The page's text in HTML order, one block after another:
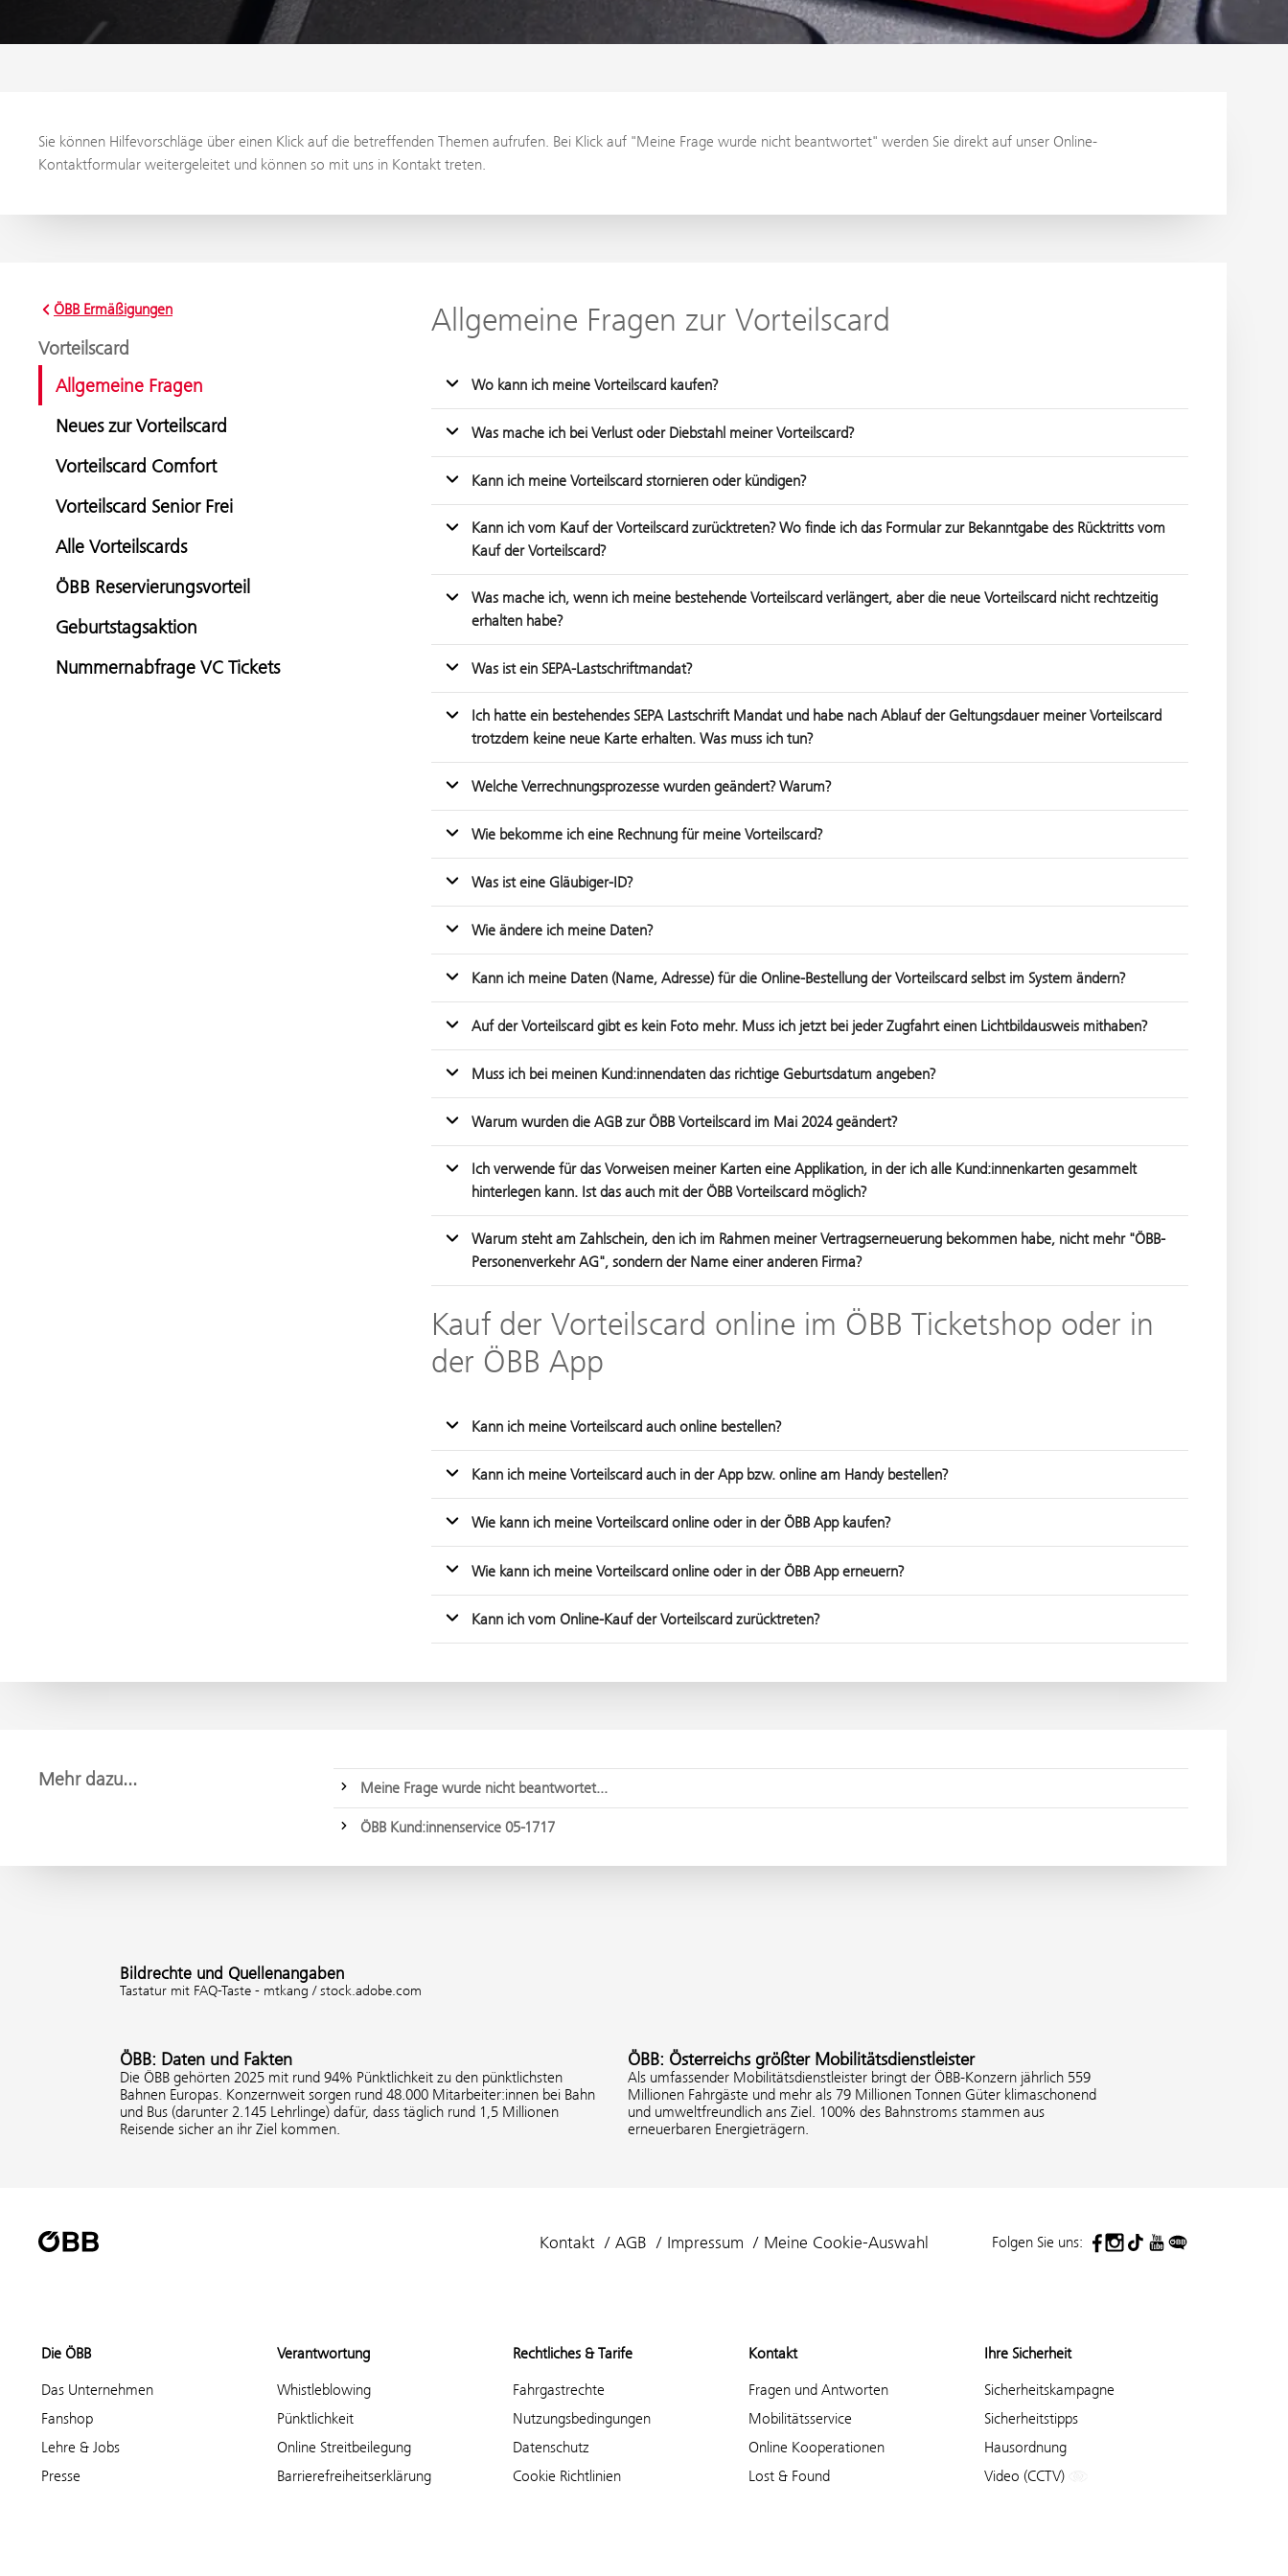
Sie können Hilfevorschläge über einen Klick auf die betreffenden Themen aufrufen. Bei Klick auf "Meine Frage wurde nicht beantwortet" werden Sie direkt auf unser Online-
Kontaktformular weitergeleitet und können so mit uns in Kontakt treten.
ÖBB Ermäßigungen
Vorteilscard
Allgemeine Fragen
Neues zur Vorteilscard
Vorteilscard Comfort
Vorteilscard Senior Frei
Alle Vorteilscards
ÖBB Reservierungsvorteil
Geburtstagsaktion
Nummernabfrage VC Tickets
Allgemeine Fragen zur Vorteilscard
Wo kann ich meine Vorteilscard kaufen?
Was mache ich bei Verlust oder Diebstahl meiner Vorteilscard?
Kann ich meine Vorteilscard stornieren oder kündigen?
Kann ich vom Kauf der Vorteilscard zurücktreten? Wo finde ich das Formular zur Bekanntgabe des Rücktritts vom
Kauf der Vorteilscard?
Was mache ich, wenn ich meine bestehende Vorteilscard verlängert, aber die neue Vorteilscard nicht rechtzeitig
erhalten habe?
Was ist ein SEPA-Lastschriftmandat?
Ich hatte ein bestehendes SEPA Lastschrift Mandat und habe nach Ablauf der Geltungsdauer meiner Vorteilscard
trotzdem keine neue Karte erhalten. Was muss ich tun?
Welche Verrechnungsprozesse wurden geändert? Warum?
Wie bekomme ich eine Rechnung für meine Vorteilscard?
Was ist eine Gläubiger-ID?
Wie ändere ich meine Daten?
Kann ich meine Daten (Name, Adresse) für die Online-Bestellung der Vorteilscard selbst im System ändern?
Auf der Vorteilscard gibt es kein Foto mehr. Muss ich jetzt bei jeder Zugfahrt einen Lichtbildausweis mithaben?
Muss ich bei meinen Kund:innendaten das richtige Geburtsdatum angeben?
Warum wurden die AGB zur ÖBB Vorteilscard im Mai 2024 geändert?
Ich verwende für das Vorweisen meiner Karten eine Applikation, in der ich alle Kund:innenkarten gesammelt
hinterlegen kann. Ist das auch mit der ÖBB Vorteilscard möglich?
Warum steht am Zahlschein, den ich im Rahmen meiner Vertragserneuerung bekommen habe, nicht mehr "ÖBB-
Personenverkehr AG", sondern der Name einer anderen Firma?
Kauf der Vorteilscard online im ÖBB Ticketshop oder in
der ÖBB App
Kann ich meine Vorteilscard auch online bestellen?
Kann ich meine Vorteilscard auch in der App bzw. online am Handy bestellen?
Wie kann ich meine Vorteilscard online oder in der ÖBB App kaufen?
Wie kann ich meine Vorteilscard online oder in der ÖBB App erneuern?
Kann ich vom Online-Kauf der Vorteilscard zurücktreten?
Mehr dazu... Meine Frage wurde nicht beantwortet...
ÖBB Kund:innenservice 05-1717
Bildrechte und Quellenangaben
Tastatur mit FAQ-Taste - mtkang / stock.adobe.com
ÖBB: Daten und Fakten
Die ÖBB gehörten 2025 mit rund 94% Pünktlichkeit zu den pünktlichsten
Bahnen Europas. Konzernweit sorgen rund 48.000 Mitarbeiter:innen bei Bahn
und Bus (darunter 2.145 Lehrlinge) dafür, dass täglich rund 1,5 Millionen
Reisende sicher an ihr Ziel kommen.
ÖBB: Österreichs größter Mobilitätsdienstleister
Als umfassender Mobilitätsdienstleister bringt der ÖBB-Konzern jährlich 559
Millionen Fahrgäste und mehr als 79 Millionen Tonnen Güter klimaschonend
und umweltfreundlich ans Ziel. 100% des Bahnstroms stammen aus
erneuerbaren Energieträgern.
Kontakt AGB Impressum Meine Cookie-Auswahl Folgen Sie uns:
Die ÖBB
Das Unternehmen
Fanshop
Lehre & Jobs
Presse
Verantwortung
Whistleblowing
Pünktlichkeit
Online Streitbeilegung
Barrierefreiheitserklärung
Rechtliches & Tarife
Fahrgastrechte
Nutzungsbedingungen
Datenschutz
Cookie Richtlinien
Kontakt
Fragen und Antworten
Mobilitätsservice
Online Kooperationen
Lost & Found
Ihre Sicherheit
Sicherheitskampagne
Sicherheitstipps
Hausordnung
Video (CCTV)